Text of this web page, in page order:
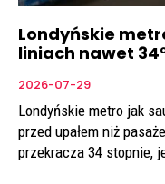
Londyńskie
liniach nawet
2026-07-29
Londyńskie metro jak
przed upałem niż
przekracza 34 stopnie,